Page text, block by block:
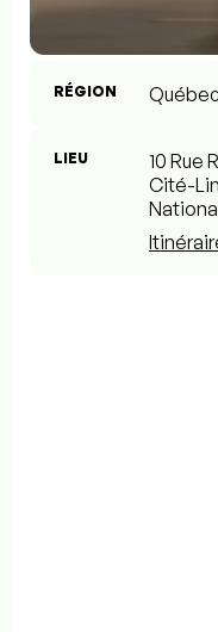
RÉGION
LIEU
10 Rue
Cité-